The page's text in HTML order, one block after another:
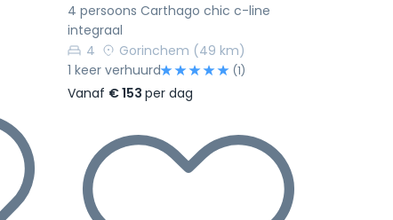
4 persoons Carthago chic c-line
integraal
4
Gorinchem (49 km)
1 keer verhuurd
(1)
Vanaf € 153per dag